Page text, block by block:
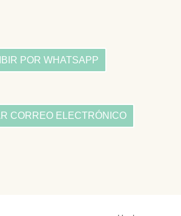
POR WHATSAPP
CORREO ELECTRÓNICO